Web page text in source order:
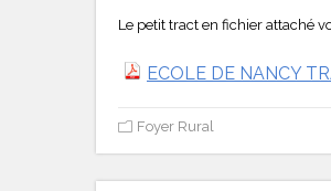
Le petit tract en fichier attaché
ECOLE DE NANCY
Foyer Rural